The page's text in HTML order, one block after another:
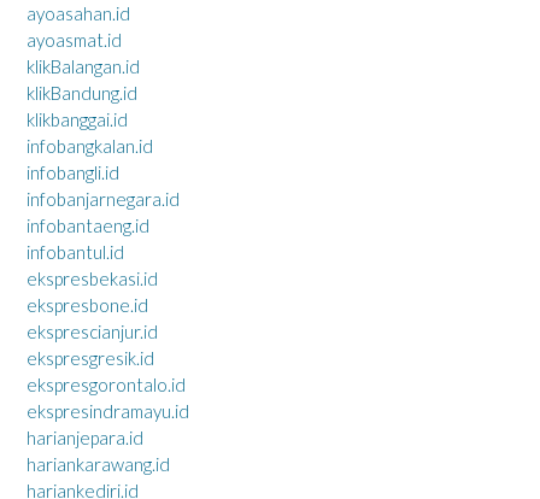
ayoasahan.id
ayoasmat.id
klikBalangan.id
klikBandung.id
klikbanggai.id
infobangkalan.id
infobangli.id
infobanjarnegara.id
infobantaeng.id
infobantul.id
ekspresbekasi.id
ekspresbone.id
eksprescianjur.id
ekspresgresik.id
ekspresgorontalo.id
ekspresindramayu.id
harianjepara.id
hariankarawang.id
hariankediri.id